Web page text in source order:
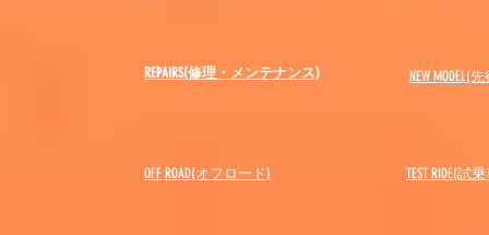
REPAIRS(修理・メンテナンス) NEW MODEL(先
OFF ROAD(オフロード) ​TEST RIDE(試